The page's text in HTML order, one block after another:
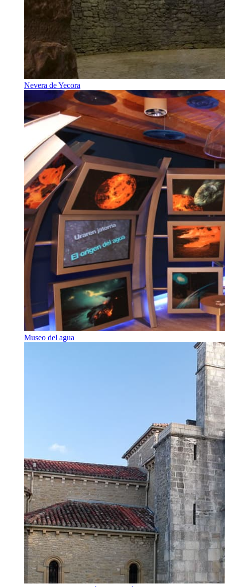
Nevera de Yecora
Museo del agua